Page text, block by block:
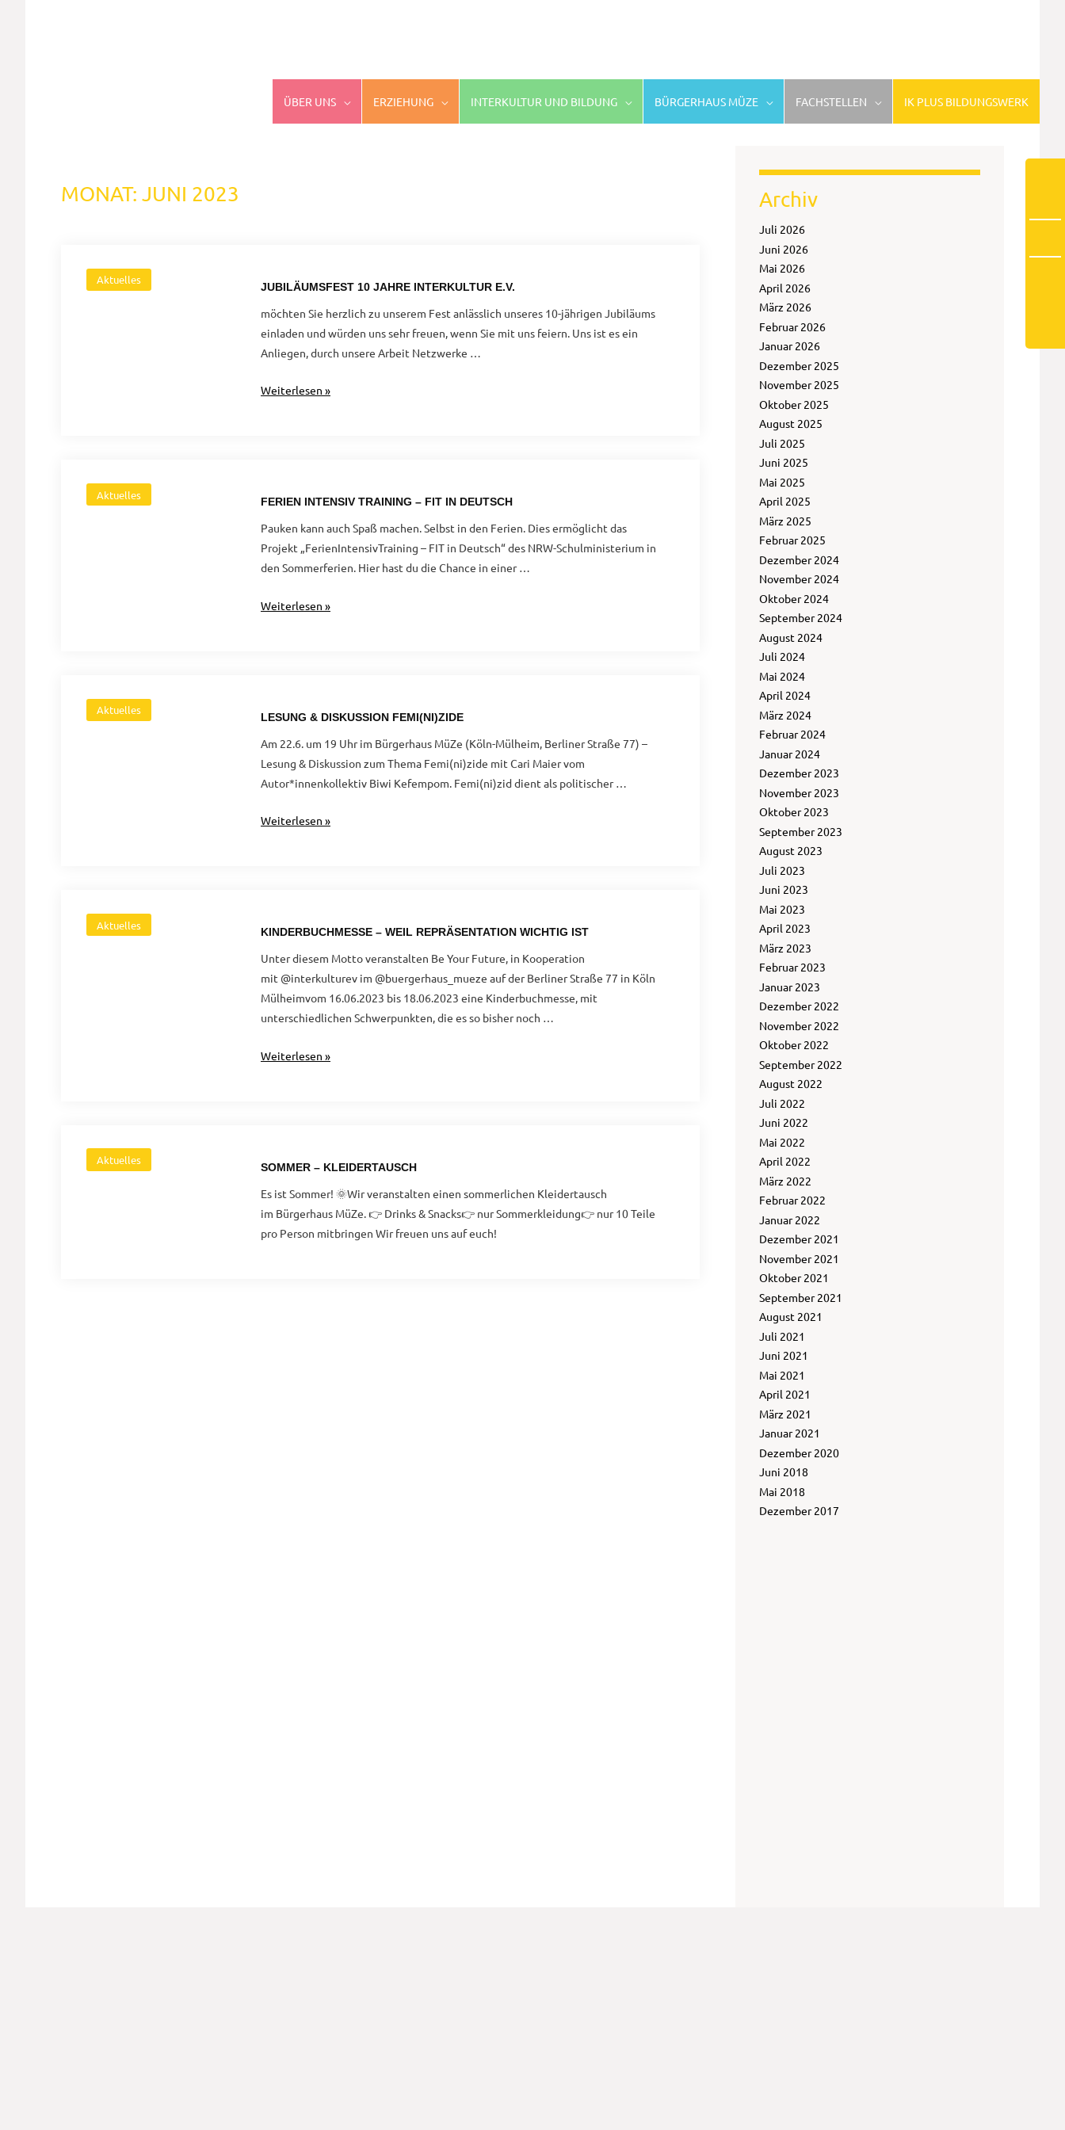
ÜBER UNS ERZIEHUNG INTERKULTUR UND BILDUNG BÜRGERHAUS MÜZE FACHSTELLEN IK PLUS BILDUNGSWERK
MONAT: JUNI 2023
Aktuelles
JUBILÄUMSFEST 10 JAHRE INTERKULTUR E.V.
möchten Sie herzlich zu unserem Fest anlässlich unseres 10-jährigen Jubiläums
einladen und würden uns sehr freuen, wenn Sie mit uns feiern. Uns ist es ein
Anliegen, durch unsere Arbeit Netzwerke …
Jubiläumsfest
Weiterlesen »
Aktuelles
FERIEN INTENSIV TRAINING – FIT IN DEUTSCH
Pauken kann auch Spaß machen. Selbst in den Ferien. Dies ermöglicht das
Projekt „FerienIntensivTraining – FIT in Deutsch“ des NRW-Schulministerium in
den Sommerferien. Hier hast du die Chance in einer …
Ferien
Deutsch
Weiterlesen »
Aktuelles
LESUNG & DISKUSSION FEMI(NI)ZIDE
Am 22.6. um 19 Uhr im Bürgerhaus MüZe (Köln-Mülheim, Berliner Straße 77) –
Lesung & Diskussion zum Thema Femi(ni)zide mit Cari Maier vom
Autor*innenkollektiv Biwi Kefempom. Femi(ni)zid dient als politischer …
Lesung
Weiterlesen »
Aktuelles
KINDERBUCHMESSE – WEIL REPRÄSENTATION WICHTIG IST
Unter diesem Motto veranstalten Be Your Future, in Kooperation
mit @interkulturev im @buergerhaus_mueze auf der Berliner Straße 77 in Köln
Mülheimvom 16.06.2023 bis 18.06.2023 eine Kinderbuchmesse, mit
unterschiedlichen Schwerpunkten, die es so bisher noch …
Kinderbuchmesse
Weiterlesen »
Aktuelles
SOMMER – KLEIDERTAUSCH
Es ist Sommer! 🌞Wir veranstalten einen sommerlichen Kleidertausch
im Bürgerhaus MüZe. 👉 Drinks & Snacks👉 nur Sommerkleidung👉 nur 10 Teile
pro Person mitbringen Wir freuen uns auf euch!
Archiv
Juli 2026
Juni 2026
Mai 2026
April 2026
März 2026
Februar 2026
Januar 2026
Dezember 2025
November 2025
Oktober 2025
August 2025
Juli 2025
Juni 2025
Mai 2025
April 2025
März 2025
Februar 2025
Dezember 2024
November 2024
Oktober 2024
September 2024
August 2024
Juli 2024
Mai 2024
April 2024
März 2024
Februar 2024
Januar 2024
Dezember 2023
November 2023
Oktober 2023
September 2023
August 2023
Juli 2023
Juni 2023
Mai 2023
April 2023
März 2023
Februar 2023
Januar 2023
Dezember 2022
November 2022
Oktober 2022
September 2022
August 2022
Juli 2022
Juni 2022
Mai 2022
April 2022
März 2022
Februar 2022
Januar 2022
Dezember 2021
November 2021
Oktober 2021
September 2021
August 2021
Juli 2021
Juni 2021
Mai 2021
April 2021
März 2021
Januar 2021
Dezember 2020
Juni 2018
Mai 2018
Dezember 2017